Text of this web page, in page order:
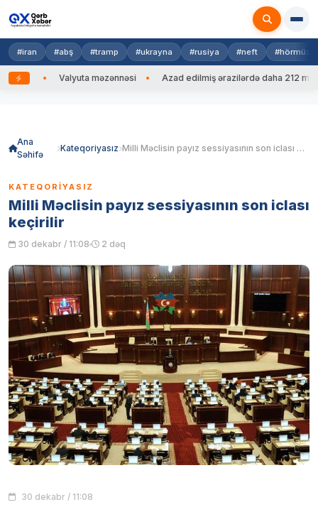
#iran #abş #tramp #ukrayna #rusiya #neft #hörmüz
Valyuta məzənnəsi Azad edilmiş ərazilərdə daha 212 mina,
Ana
Səhifə
Kateqoriyasız Milli Məclisin payız sessiyasının son iclası keçirilir
KATEQORIYASIZ
Milli Məclisin payız sessiyasının son iclası
keçirilir
30 dekabr / 11:08 2 dəq
30 dekabr / 11:08